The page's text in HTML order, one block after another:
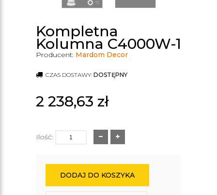
Kompletna
Kolumna C4000W-1
Producent: Mardom Decor
CZAS DOSTAWY: DOSTĘPNY
2 238,63 zł
Ilość:
DODAJ DO KOSZYKA